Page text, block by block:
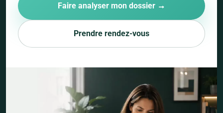
Faire analyser mon dossier →
Prendre rendez-vous